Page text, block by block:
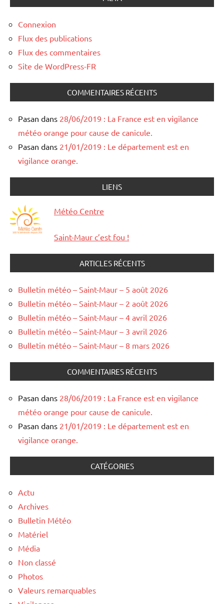
Connexion
Flux des publications
Flux des commentaires
Site de WordPress-FR
COMMENTAIRES RÉCENTS
Pasan dans 28/06/2019 : La France est en vigilance
météo orange pour cause de canicule.
Pasan dans 21/01/2019 : Le département est en
vigilance orange.
LIENS
Météo Centre
Saint-Maur c’est fou !
ARTICLES RÉCENTS
Bulletin météo – Saint-Maur – 5 août 2026
Bulletin météo – Saint-Maur – 2 août 2026
Bulletin météo – Saint-Maur – 4 avril 2026
Bulletin météo – Saint-Maur – 3 avril 2026
Bulletin météo – Saint-Maur – 8 mars 2026
COMMENTAIRES RÉCENTS
Pasan dans 28/06/2019 : La France est en vigilance
météo orange pour cause de canicule.
Pasan dans 21/01/2019 : Le département est en
vigilance orange.
CATÉGORIES
Actu
Archives
Bulletin Météo
Matériel
Média
Non classé
Photos
Valeurs remarquables